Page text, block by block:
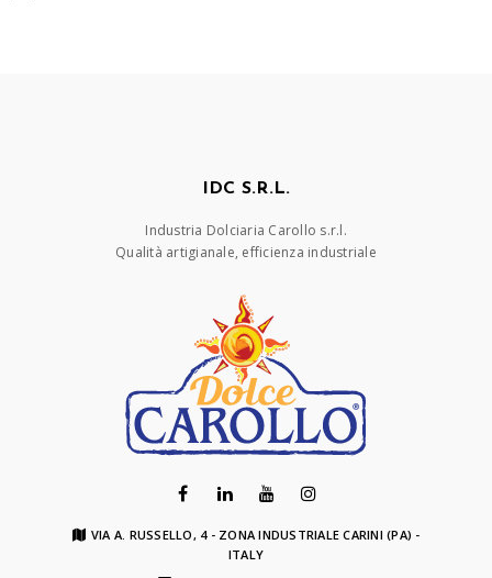
IDC S.R.L.
Industria Dolciaria Carollo s.r.l.
Qualità artigianale, efficienza industriale
VIA A. RUSSELLO, 4 - ZONA INDUSTRIALE CARINI (PA) -
ITALY